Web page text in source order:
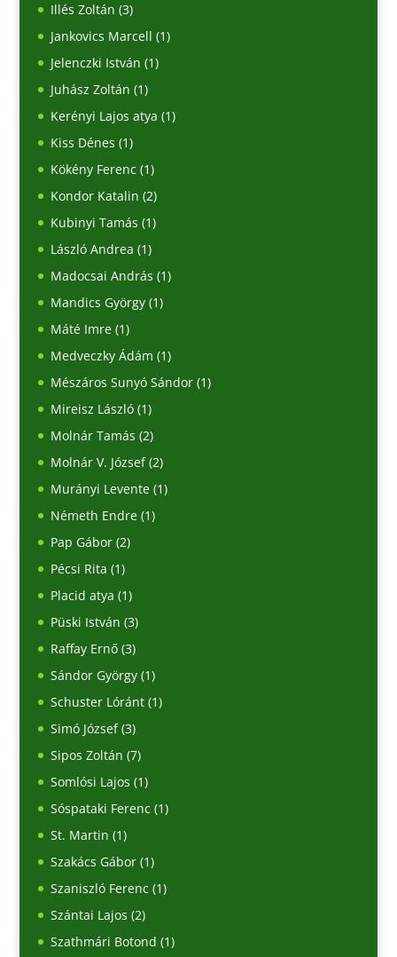
Illés Zoltán (3)
Jankovics Marcell (1)
Jelenczki István (1)
Juhász Zoltán (1)
Kerényi Lajos atya (1)
Kiss Dénes (1)
Kökény Ferenc (1)
Kondor Katalin (2)
Kubinyi Tamás (1)
László Andrea (1)
Madocsai András (1)
Mandics György(1)
Máté Imre(1)
Medveczky Ádám (1)
Mészáros Sunyó Sándor(1)
Mireisz László(1)
Molnár Tamás (2)
Molnár V. József(2)
Murányi Levente(1)
Németh Endre(1)
Pap Gábor(2)
Pécsi Rita (1)
Placid atya (1)
Püski István (3)
Raffay Ernő(3)
Sándor György(1)
Schuster Lóránt(1)
Simó József(3)
Sipos Zoltán (7)
Somlósi Lajos (1)
Sóspataki Ferenc (1)
St. Martin (1)
Szakács Gábor(1)
Szaniszló Ferenc (1)
Szántai Lajos (2)
Szathmári Botond (1)